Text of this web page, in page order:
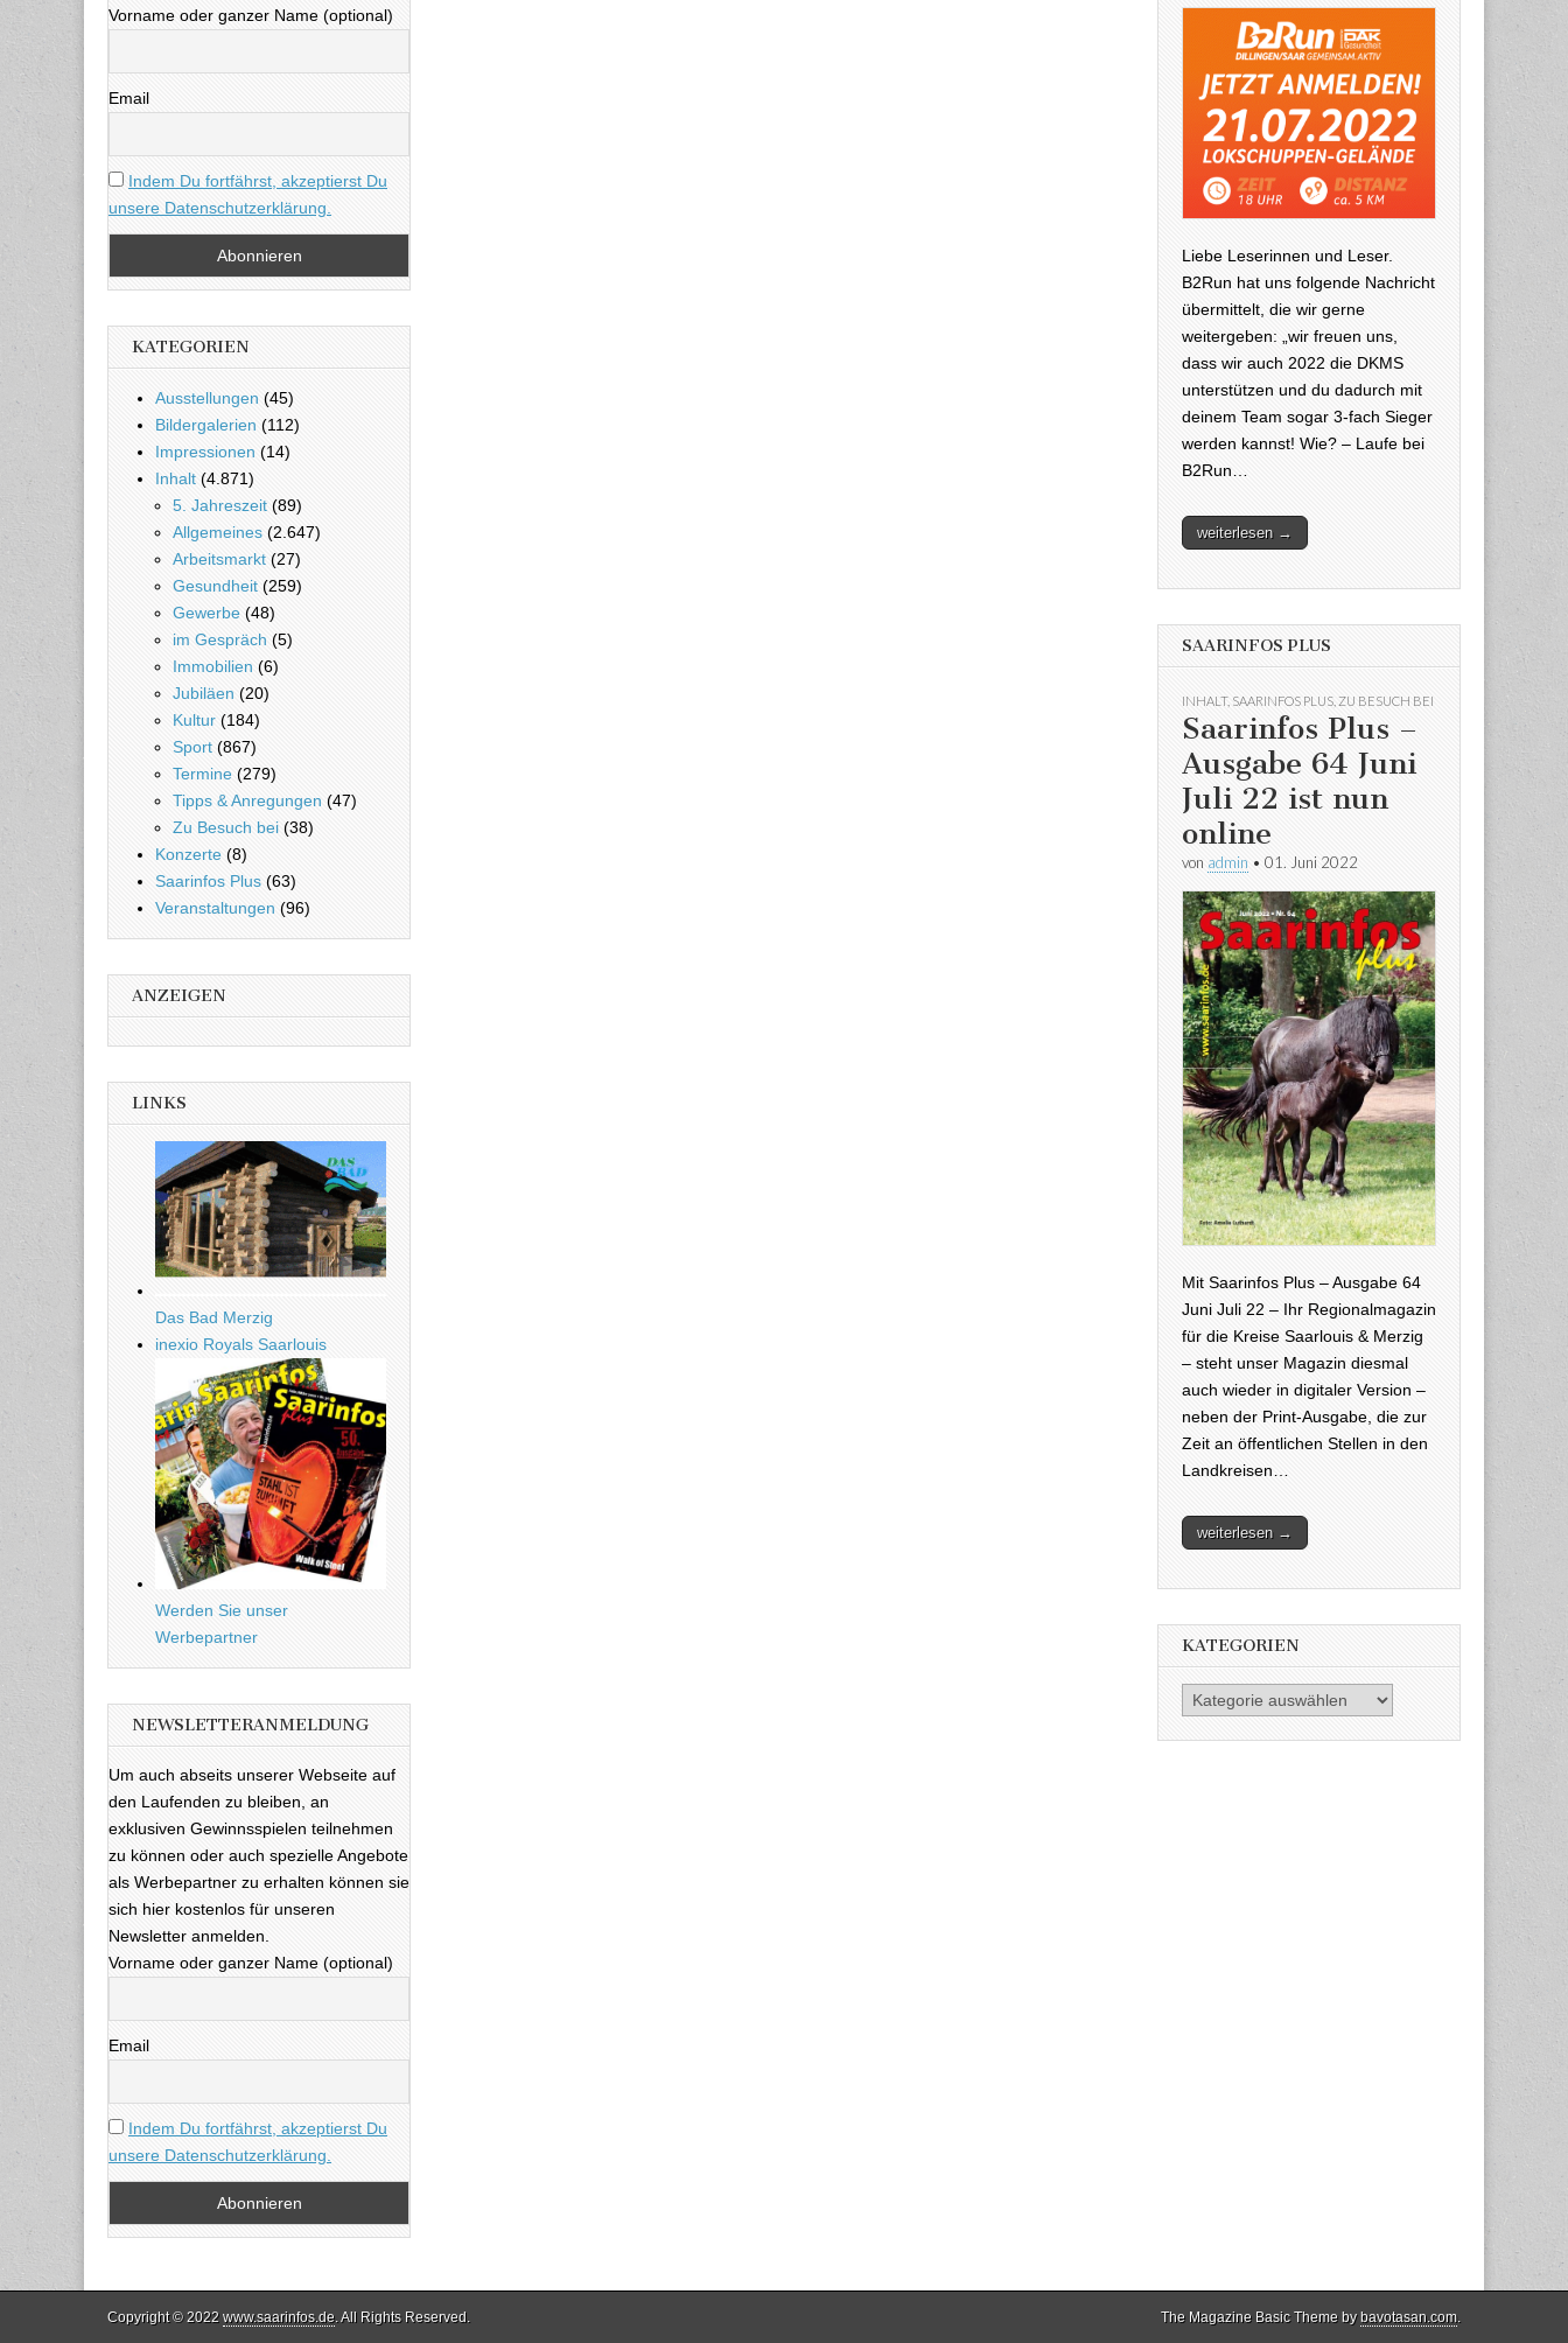
Vorname oder ganzer Name (optional)
Email
Indem Du fortfährst, akzeptierst Du
unsere Datenschutzerklärung.
KATEGORIEN
Ausstellungen (45)
Bildergalerien (112)
Impressionen (14)
Inhalt (4.871)
5. Jahreszeit (89)
Allgemeines (2.647)
Arbeitsmarkt (27)
Gesundheit (259)
Gewerbe (48)
im Gespräch (5)
Immobilien (6)
Jubiläen (20)
Kultur (184)
Sport (867)
Termine (279)
Tipps & Anregungen (47)
Zu Besuch bei (38)
Konzerte (8)
Saarinfos Plus (63)
Veranstaltungen (96)
ANZEIGEN
LINKS
Das Bad Merzig
inexio Royals Saarlouis
Werden Sie unser
Werbepartner
NEWSLETTERANMELDUNG
Um auch abseits unserer Webseite auf
den Laufenden zu bleiben, an
exklusiven Gewinnsspielen teilnehmen
zu können oder auch spezielle Angebote
als Werbepartner zu erhalten können sie
sich hier kostenlos für unseren
Newsletter anmelden.
Vorname oder ganzer Name (optional)
Email
Indem Du fortfährst, akzeptierst Du
unsere Datenschutzerklärung.
Liebe Leserinnen und Leser.
B2Run hat uns folgende Nachricht
übermittelt, die wir gerne
weitergeben: „wir freuen uns,
dass wir auch 2022 die DKMS
unterstützen und du dadurch mit
deinem Team sogar 3-fach Sieger
werden kannst! Wie? – Laufe bei
B2Run…
weiterlesen →
SAARINFOS PLUS
INHALT, SAARINFOS PLUS ZU BESUCH BEI
Saarinfos Plus –
Ausgabe 64 Juni
Juli 22 ist nun
online
von admin • 01. Juni 2022
Mit Saarinfos Plus – Ausgabe 64
Juni Juli 22 – Ihr Regionalmagazin
für die Kreise Saarlouis & Merzig
– steht unser Magazin diesmal
auch wieder in digitaler Version –
neben der Print-Ausgabe, die zur
Zeit an öffentlichen Stellen in den
Landkreisen…
weiterlesen →
KATEGORIEN
Kategorien
Copyright © 2022 www.saarinfos.de. All Rights Reserved. The Magazine Basic Theme bybavotasan.com.